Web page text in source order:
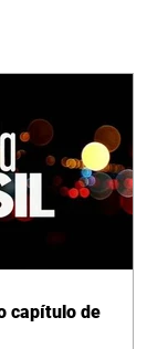
capítulo de